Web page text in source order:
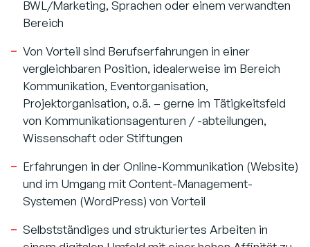
BWL/Marketing, Sprachen oder einem verwandten
Bereich
Von Vorteil sind Berufserfahrungen in einer
vergleichbaren Position, idealerweise im Bereich
Kommunikation, Eventorganisation,
Projektorganisation, o.ä. – gerne im Tätigkeitsfeld
von Kommunikationsagenturen / -abteilungen,
Wissenschaft oder Stiftungen
Erfahrungen in der Online-Kommunikation (Website)
und im Umgang mit Content-Management-
Systemen (WordPress) von Vorteil
Selbstständiges und strukturiertes Arbeiten in